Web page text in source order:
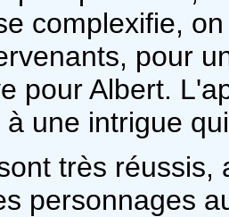
complexifie,
pour
pour Albert.
une intrigue
très
personnages